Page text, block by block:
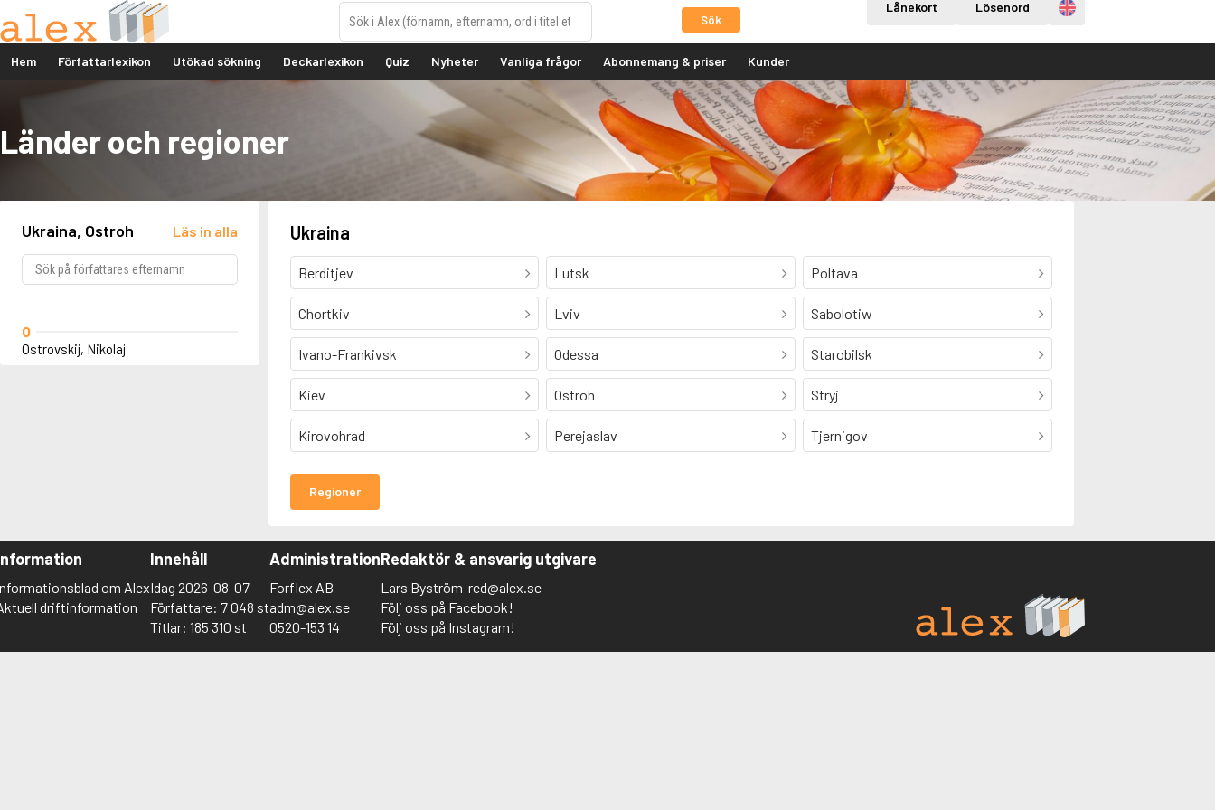
Sök
Lånekort Lösenord Engelska
Hem Författarlexikon Utökad sökning Deckarlexikon Quiz Nyheter Vanliga frågor Abonnemang & priser Kunder
Länder och regioner
Ukraina, Ostroh Läs in alla
O
Ostrovskij, Nikolaj
Ukraina
Berditjev
Chortkiv
Ivano-Frankivsk
Kiev
Kirovohrad
Lutsk
Lviv
Odessa
Ostroh
Perejaslav
Poltava
Sabolotiw
Starobilsk
Stryj
Tjernigov
Regioner
om Alex
driftinformation
Innehåll
Idag 2026-08-07
Författare: 7 048 st
Titlar: 185 310 st
Administration
Forflex AB
adm@alex.se
0520-153 14
Redaktör & ansvarig utgivare
Lars Byström red@alex.se
Följ oss på Facebook!
Följ oss på Instagram!